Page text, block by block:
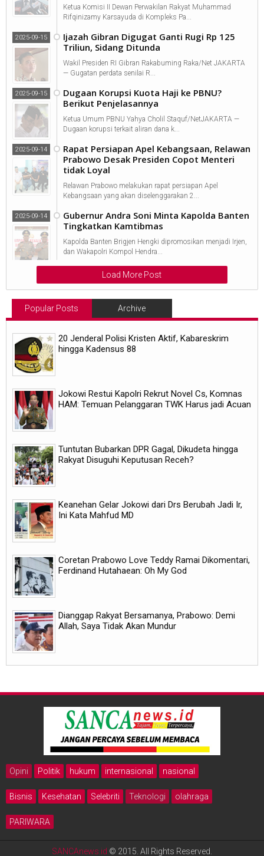
Ketua Komisi II Dewan Perwakilan Rakyat Muhammad
Rifqinizamy Karsayuda di Kompleks Pa...
Ijazah Gibran Digugat Ganti Rugi Rp 125
Triliun, Sidang Ditunda
2025-09-15
Wakil Presiden RI Gibran Rakabuming Raka/Net JAKARTA
— Gugatan perdata senilai R...
Dugaan Korupsi Kuota Haji ke PBNU?
Berikut Penjelasannya
2025-09-15
Ketua Umum PBNU Yahya Cholil Staquf/NetJAKARTA —
Dugaan korupsi terkait aliran dana k...
Rapat Persiapan Apel Kebangsaan, Relawan
Prabowo Desak Presiden Copot Menteri
tidak Loyal
2025-09-14
Relawan Prabowo melakukan rapat persiapan Apel
Kebangsaan yang akan diselenggarakan 2...
Gubernur Andra Soni Minta Kapolda Banten
Tingkatkan Kamtibmas
2025-09-14
Kapolda Banten Brigjen Hengki dipromosikan menjadi Irjen,
dan Wakapolri Kompol Hendra...
Load More Post
Popular Posts Archive
20 Jenderal Polisi Kristen Aktif, Kabareskrim
hingga Kadensus 88
Jokowi Restui Kapolri Rekrut Novel Cs, Komnas
HAM: Temuan Pelanggaran TWK Harus jadi Acuan
Tuntutan Bubarkan DPR Gagal, Dikudeta hingga
Rakyat Disuguhi Keputusan Receh?
Keanehan Gelar Jokowi dari Drs Berubah Jadi Ir,
Ini Kata Mahfud MD
Coretan Prabowo Love Teddy Ramai Dikomentari,
Ferdinand Hutahaean: Oh My God
Dianggap Rakyat Bersamanya, Prabowo: Demi
Allah, Saya Tidak Akan Mundur
Opini Politik hukum internasional nasional
Bisnis Kesehatan Selebriti Teknologi olahraga
PARIWARA
SANCAnews.id © 2015. All Rights Reserved.